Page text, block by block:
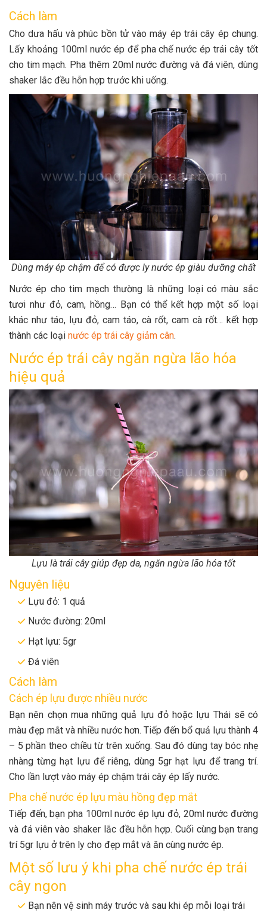
Cách làm
Cho dưa hấu và phúc bồn tử vào máy ép trái cây ép chung.
Lấy khoảng 100ml nước ép để pha chế nước ép trái cây tốt
cho tim mạch. Pha thêm 20ml nước đường và đá viên, dùng
shaker lắc đều hỗn hợp trước khi uống.
Dùng máy ép chậm để có được ly nước ép giàu dưỡng chất
Nước ép cho tim mạch thường là những loại có màu sắc
tươi như đỏ, cam, hồng… Bạn có thể kết hợp một số loại
khác như táo, lựu đỏ, cam táo, cà rốt, cam cà rốt… kết hợp
thành các loại nước ép trái cây giảm cân.
Nước ép trái cây ngăn ngừa lão hóa
hiệu quả
Lựu là trái cây giúp đẹp da, ngăn ngừa lão hóa tốt
Nguyên liệu
Lựu đỏ: 1 quả
Nước đường: 20ml
Hạt lựu: 5gr
Đá viên
Cách làm
Cách ép lựu được nhiều nước
Bạn nên chọn mua những quả lựu đỏ hoặc lựu Thái sẽ có
màu đẹp mắt và nhiều nước hơn. Tiếp đến bổ quả lựu thành 4
– 5 phần theo chiều từ trên xuống. Sau đó dùng tay bóc nhẹ
nhàng từng hạt lựu để riêng, dùng 5gr hạt lựu để trang trí.
Cho lần lượt vào máy ép chậm trái cây ép lấy nước.
Pha chế nước ép lựu màu hồng đẹp mắt
Tiếp đến, bạn pha 100ml nước ép lựu đỏ, 20ml nước đường
và đá viên vào shaker lắc đều hỗn hợp. Cuối cùng bạn trang
trí 5gr lựu ở trên ly cho đẹp mắt và ăn cùng nước ép.
Một số lưu ý khi pha chế nước ép trái
cây ngon
Bạn nên vệ sinh máy trước và sau khi ép mỗi loại trái